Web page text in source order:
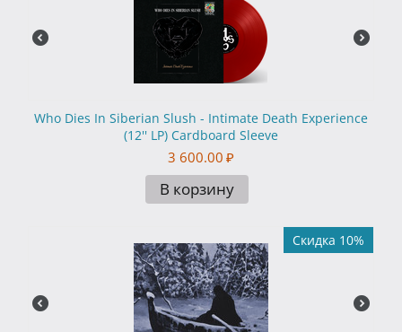
Who Dies In Siberian Slush - Intimate Death Experience
(12'' LP) Cardboard Sleeve
3 600.00 ₽
В корзину
Скидка 10%